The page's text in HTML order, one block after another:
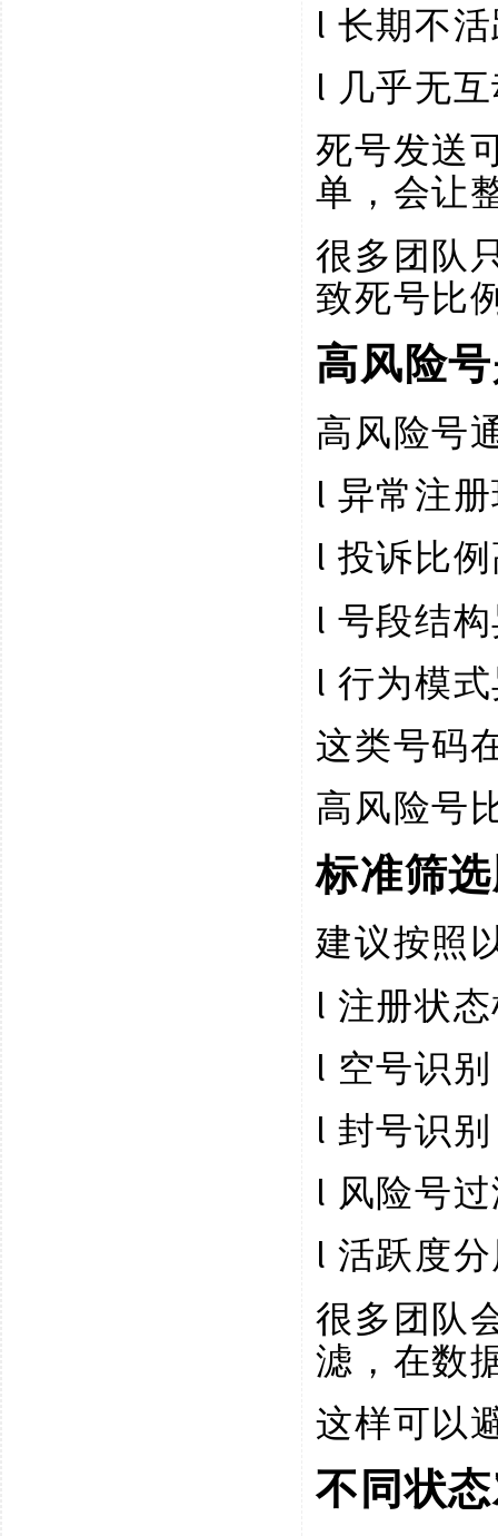
l 长期不
l 几乎无
死号发送
单，会让
很多团队
致死号比
高风险
高风险号
l 异常注
l 投诉比
l 号段结
l 行为模
这类号码
高风险号
标准筛
建议按照
l 注册状
l 空号识别
l 封号识别
l 风险号
l 活跃度
很多团队
滤，在数
这样可以
不同状